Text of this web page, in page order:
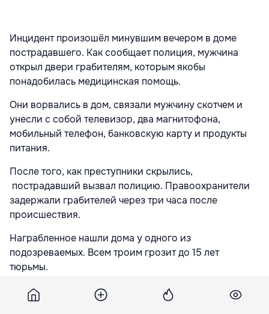
Инцидент произошёл минувшим вечером в доме
пострадавшего. Как сообщает полиция, мужчина
открыл двери грабителям, которым якобы
понадобилась медицинская помощь.
Они ворвались в дом, связали мужчину скотчем и
унесли с собой телевизор, два магнитофона,
мобильный телефон, банковскую карту и продукты
питания.
После того, как преступники скрылись,
пострадавший вызвал полицию. Правоохранители
задержали грабителей через три часа после
происшествия.
Награбленное нашли дома у одного из
подозреваемых. Всем троим грозит до 15 лет
тюрьмы.
Подпишитесь на новости Point.md в Google